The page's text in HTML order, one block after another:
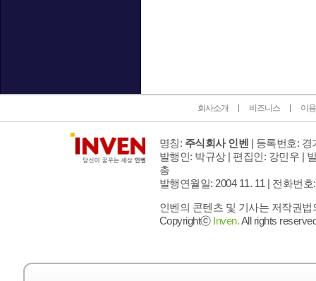
회사소개 비즈니스 이
명칭: 주식회사 인벤 | 등록번호: 경
발행인: 박규상 | 편집인: 강민우 |
층
발행연월일: 2004 11. 11 | 전화번호
인벤의 콘텐츠 및 기사는 저작권
Copyrightⓒ Inven.All rights